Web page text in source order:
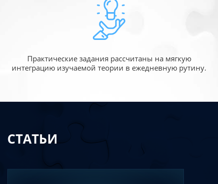
Практические задания рассчитаны на мягкую
интеграцию изучаемой теории в ежедневную рутину.
СТАТЬИ